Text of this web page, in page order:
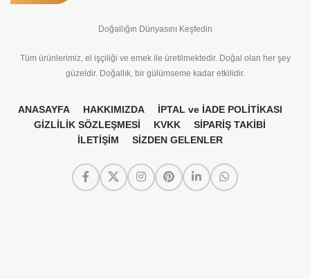
Doğallığın Dünyasını Keşfedin
Tüm ürünlerimiz, el işçiliği ve emek ile üretilmektedir. Doğal olan her şey
güzeldir. Doğallık, bir gülümseme kadar etkilidir.
ANASAYFA HAKKIMIZDA
İPTAL ve İADE POLİTİKASI
GİZLİLİK SÖZLEŞMESİ
KVKK
SİPARİŞ TAKİBİ
İLETİŞİM
SİZDEN GELENLER